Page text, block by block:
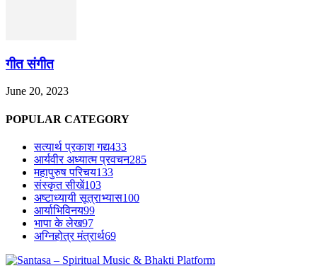
गीत संगीत
June 20, 2023
POPULAR CATEGORY
सत्यार्थ प्रकाश गद्य433
आर्यवीर अध्यात्म प्रवचन285
महापुरुष परिचय133
संस्कृत सीखें103
अष्टाध्यायी सूत्राभ्यास100
आर्याभिविनय99
भापा के लेख97
अग्निहोत्र मंत्रार्थ69